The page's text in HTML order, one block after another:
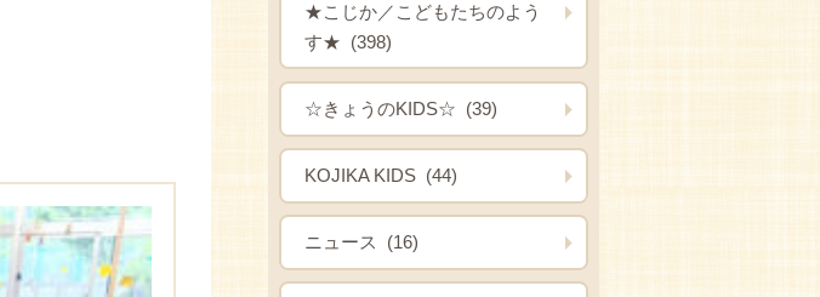
★こじか／こどもたちのよう
す★ (398)
☆きょうのKIDS☆ (39)
KOJIKA KIDS (44)
ニュース (16)